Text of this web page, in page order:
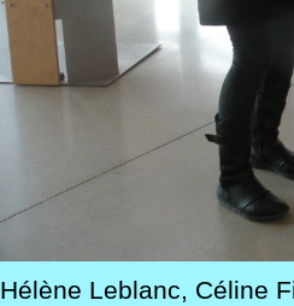
Hélène Leblanc, Céline